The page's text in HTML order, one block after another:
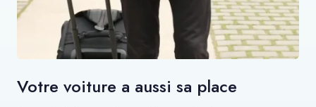
Votre voiture a aussi sa place